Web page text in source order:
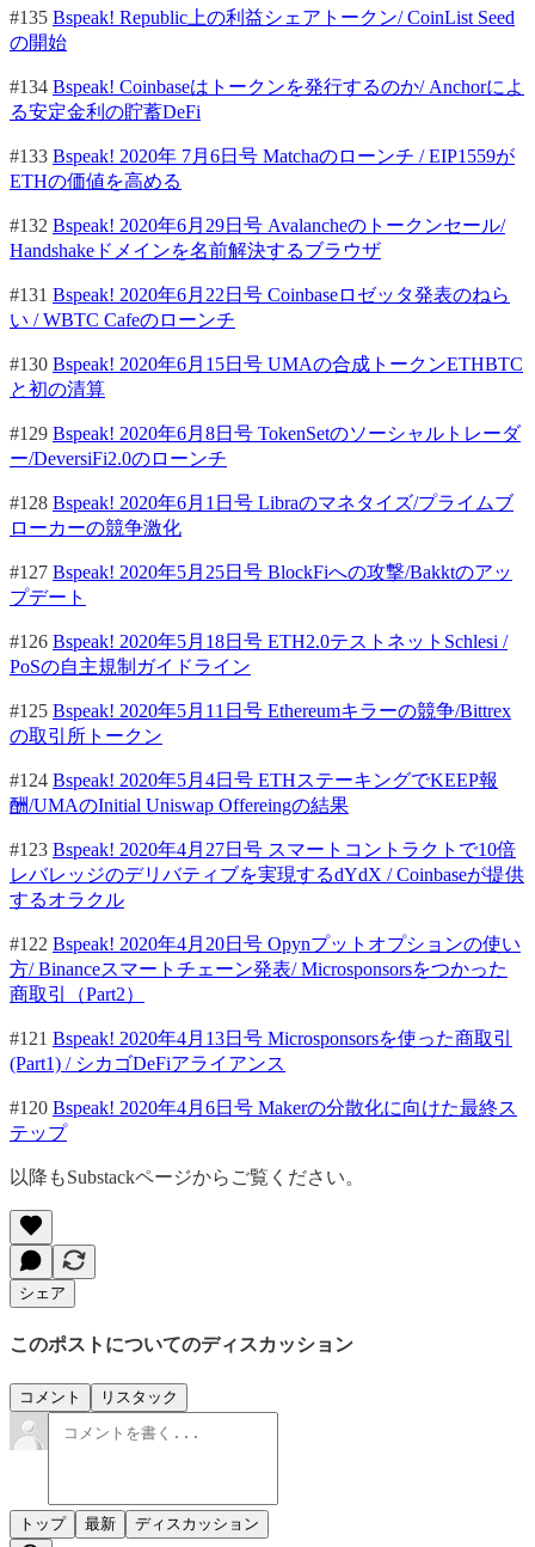
#135 Bspeak! Republic上の利益シェアトークン/ CoinList Seed
の開始
#134 Bspeak! Coinbaseはトークンを発行するのか/ Anchorによ
る安定金利の貯蓄DeFi
#133 Bspeak! 2020年 7月6日号 Matchaのローンチ / EIP1559が
ETHの価値を高める
#132 Bspeak! 2020年6月29日号 Avalancheのトークンセール/
Handshakeドメインを名前解決するブラウザ
#131 Bspeak! 2020年6月22日号 Coinbaseロゼッタ発表のねら
い / WBTC Cafeのローンチ
#130 Bspeak! 2020年6月15日号 UMAの合成トークンETHBTC
と初の清算
#129 Bspeak! 2020年6月8日号 TokenSetのソーシャルトレーダ
ー/DeversiFi2.0のローンチ
#128 Bspeak! 2020年6月1日号 Libraのマネタイズ/プライムブ
ローカーの競争激化
#127 Bspeak! 2020年5月25日号 BlockFiへの攻撃/Bakktのアッ
プデート
#126 Bspeak! 2020年5月18日号 ETH2.0テストネットSchlesi /
PoSの自主規制ガイドライン
#125 Bspeak! 2020年5月11日号 Ethereumキラーの競争/Bittrex
の取引所トークン
#124 Bspeak! 2020年5月4日号 ETHステーキングでKEEP報
酬/UMAのInitial Uniswap Offereingの結果
#123 Bspeak! 2020年4月27日号 スマートコントラクトで10倍
レバレッジのデリバティブを実現するdYdX / Coinbaseが提供
するオラクル
#122 Bspeak! 2020年4月20日号 Opynプットオプションの使い
方/ Binanceスマートチェーン発表/ Microsponsorsをつかった
商取引（Part2）
#121 Bspeak! 2020年4月13日号 Microsponsorsを使った商取引
(Part1) / シカゴDeFiアライアンス
#120 Bspeak! 2020年4月6日号 Makerの分散化に向けた最終ス
テップ
以降もSubstackページからご覧ください。
シェア
このポストについてのディスカッション
コメント リスタック
トップ 最新 ディスカッション